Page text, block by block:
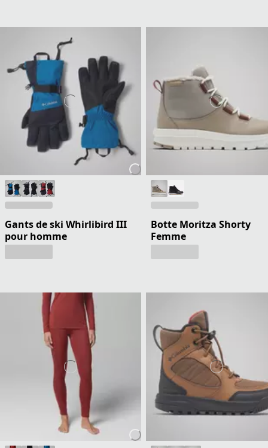
Gants de ski Whirlibird III
pour homme
Botte Moritza Shorty
Femme